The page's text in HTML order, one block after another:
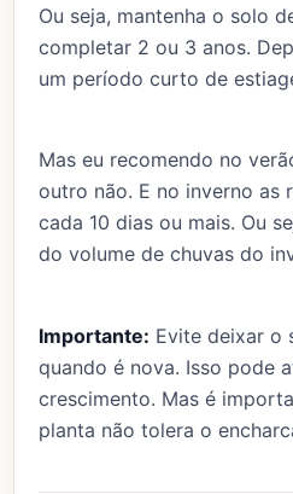
Ou seja, mantenha o solo
completar 2 ou 3 anos.
um período curto de
Mas eu recomendo no
outro não. E no inverno as
cada 10 dias ou mais. Ou
do volume de chuvas do
Importante: Evite deixar o
quando é nova. Isso pode
crescimento. Mas é
planta não tolera o